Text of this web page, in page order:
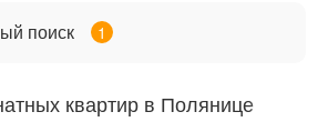
поиск 1
квартир в Полянице